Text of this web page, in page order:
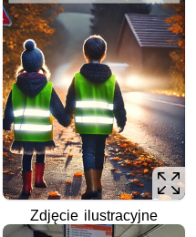
Zdjęcie ilustracyjne